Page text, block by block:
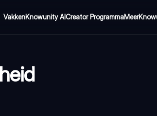
VakkenKnowunity AICreator ProgrammaMeer